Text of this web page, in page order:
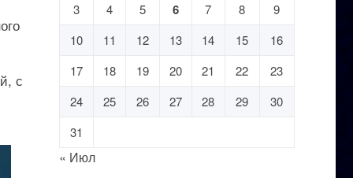
с
3
4 5 6 7 8
9
10
11 12 13 14 15
16
17
18 19 20 21 22
23
24
25 26 27 28 29
30
31
« Июл